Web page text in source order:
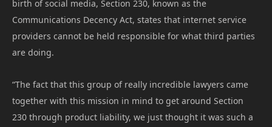
birth of social media, Section 230, known as the
Communications Decency Act, states that internet service
providers cannot be held responsible for what third parties
are doing.
“The fact that this group of really incredible lawyers came
together with this mission in mind to get around Section
230 through product liability, we just thought it was such a